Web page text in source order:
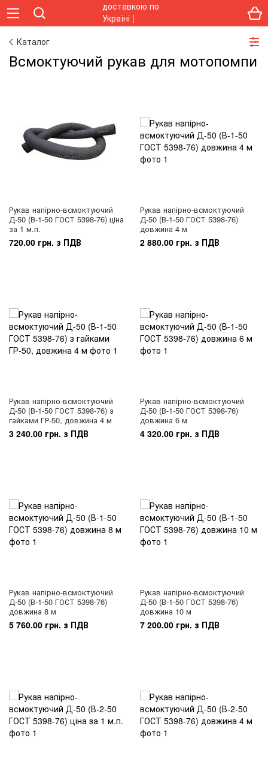
Каталог
Всмоктуючий рукав для мотопомпи
Рукав напірно-всмоктуючий
Д-50 (В-1-50 ГОСТ 5398-76) ціна
за 1 м.п.
720.00 грн. з ПДВ
Рукав напірно-всмоктуючий
Д-50 (В-1-50 ГОСТ 5398-76)
довжина 4 м
2 880.00 грн. з ПДВ
Рукав напірно-всмоктуючий
Д-50 (В-1-50 ГОСТ 5398-76) з
гайками ГР-50, довжина 4 м
3 240.00 грн. з ПДВ
Рукав напірно-всмоктуючий
Д-50 (В-1-50 ГОСТ 5398-76)
довжина 6 м
4 320.00 грн. з ПДВ
Рукав напірно-всмоктуючий
Д-50 (В-1-50 ГОСТ 5398-76)
довжина 8 м
5 760.00 грн. з ПДВ
Рукав напірно-всмоктуючий
Д-50 (В-1-50 ГОСТ 5398-76)
довжина 10 м
7 200.00 грн. з ПДВ